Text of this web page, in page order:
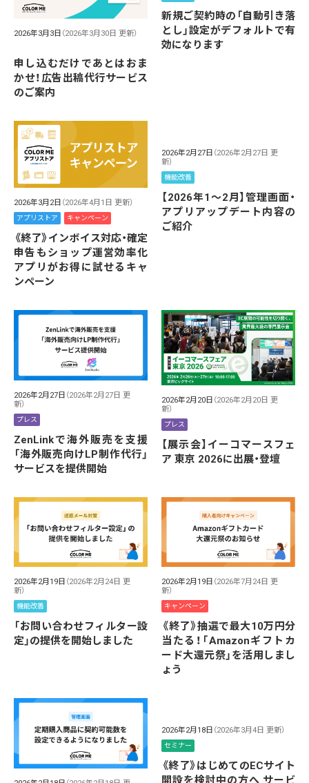
2026年3月3日 （2026年3月30日 更新）
申し込むだけであとはおま
かせ！広告出稿代行サービス
のご案内
新規ご契約時の「自動引き落
とし」設定がデフォルトで有
効になります
2026年3月2日 （2026年4月1日 更新）
アプリストア キャンペーン
《終了》インボイス対応・確定
申告もショップ運営効率化
アプリがお得に試せるキャ
ンペーン
2026年2月27日 （2026年2月27日 更
新）
機能改善
【2026年1～2月】管理画面・
アプリアップデート内容の
ご紹介
2026年2月27日 （2026年2月27日 更
新）
プレス
ZenLinkで海外販売を支援
「海外販売向けLP制作代行」
サービスを提供開始
2026年2月20日 （2026年2月20日 更
新）
プレス
【展示会】イーコマースフェ
ア 東京 2026に出展・登壇
2026年2月19日 （2026年2月24日 更
新）
機能改善
「お問い合わせフィルター設
定」の提供を開始しました
2026年2月19日 （2026年7月24日 更
新）
キャンペーン
《終了》抽選で最大10万円分
当たる！「Amazonギフトカ
ード大還元祭」を活用しまし
ょう
2026年2月18日 （2026年3月4日 更新）
セミナー
《終了》はじめてのECサイト
開設を検討中の方へ サービ